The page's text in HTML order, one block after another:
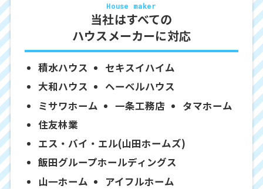
House maker
当社はすべての
ハウスメーカーに対応
積水ハウス
セキスイハイム
大和ハウス
ヘーベルハウス
ミサワホーム
一条工務店
タマホーム
住友林業
エス・バイ・エル(山田ホームズ)
飯田グループホールディングス
山一ホーム
アイフルホーム